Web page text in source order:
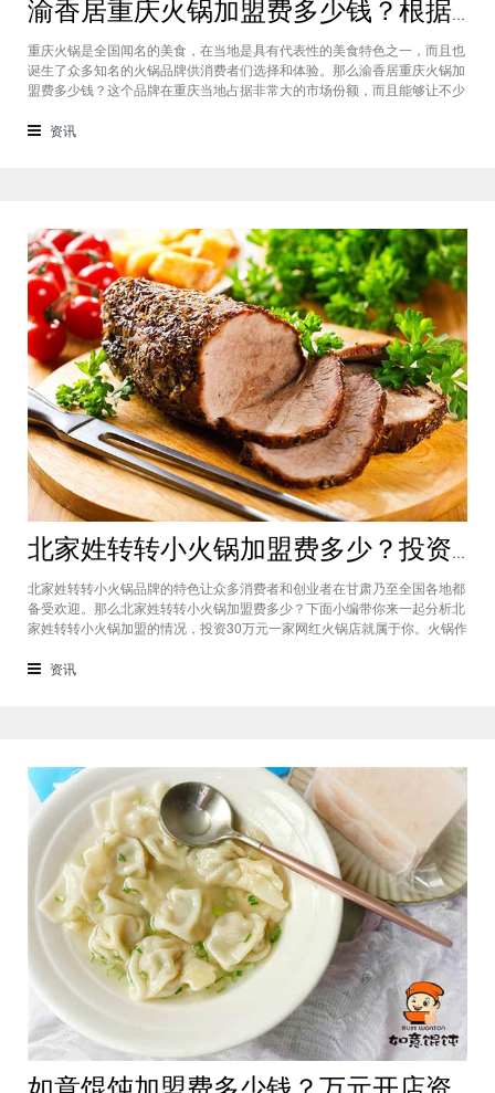
渝香居重庆火锅加盟费多少钱？根据所在城市进行规划非常合适创业
重庆火锅是全国闻名的美食，在当地是具有代表性的美食特色之一，而且也
诞生了众多知名的火锅品牌供消费者们选择和体验。那么渝香居重庆火锅加
盟费多少钱？这个品牌在重庆当地占据非常大的市场份额，而且能够让不少
者所在城市进行制定和规划的，渝香居重庆火锅加盟成为了大家心中非常合
资讯
北家姓转转小火锅加盟费多少？投资30万一家网红火锅店就属于你
北家姓转转小火锅品牌的特色让众多消费者和创业者在甘肃乃至全国各地都
备受欢迎。那么北家姓转转小火锅加盟费多少？下面小编带你来一起分析北
家姓转转小火锅加盟的情况，投资30万元一家网红火锅店就属于你。火锅作
态存在着。北家姓转转小火锅凭借自己的产品和装修在美食市场当中受到越
资讯